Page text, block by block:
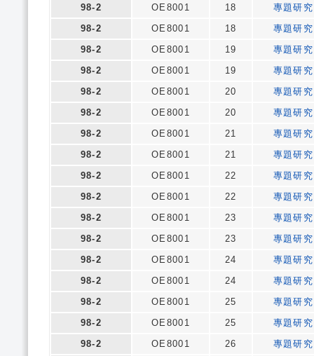
98-2
OE8001 18
專題研究
98-2
OE8001 18
專題研究
98-2
OE8001 19
專題研究
98-2
OE8001 19
專題研究
98-2
OE8001 20
專題研究
98-2
OE8001 20
專題研究
98-2
OE8001 21
專題研究
98-2
OE8001 21
專題研究
98-2
OE8001 22
專題研究
98-2
OE8001 22
專題研究
98-2
OE8001 23
專題研究
98-2
OE8001 23
專題研究
98-2
OE8001 24
專題研究
98-2
OE8001 24
專題研究
98-2
OE8001 25
專題研究
98-2
OE8001 25
專題研究
98-2
OE8001 26
專題研究